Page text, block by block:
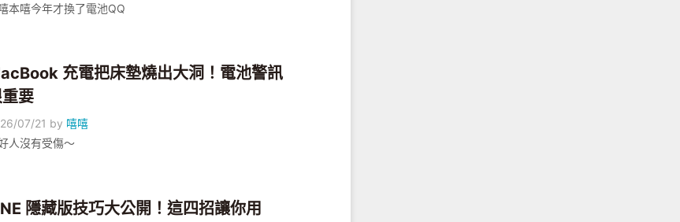
本嘻今年才換了電池QQ
充電把床墊燒出大洞！電池警訊
要
07/21 by 嘻嘻
人沒有受傷～
隱藏版技巧大公開！這四招讓你用